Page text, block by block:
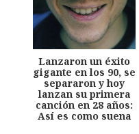
Lanzaron un éxito
gigante en los 90, se
separaron y hoy
lanzan su primera
canción en 28 años:
Así es como suena